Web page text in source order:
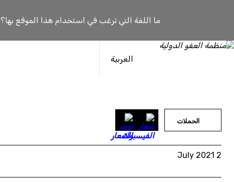
ما اللغة التي ترغب في استخدام هذا الموقع بها؟
العربية
الحملات
2 July 2021